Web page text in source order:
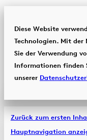
Diese Website
Technologien. Mit
Sie der Verwendung
Informationen finden
unserer
Zurück zum ersten
Hauptnavigation